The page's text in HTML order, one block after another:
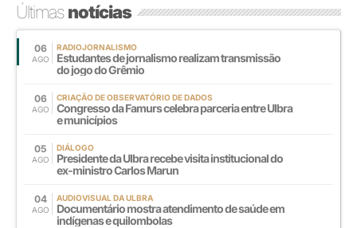
Últimasnotícias
06
AGO
RADIOJORNALISMO
Estudantes de jornalismo realizam transmissão
do jogo do Grêmio
06
AGO
CRIAÇÃO DE OBSERVATÓRIO DE DADOS
Congresso da Famurs celebra parceria entre Ulbra
e municípios
05
AGO
DIÁLOGO
Presidente da Ulbra recebe visita institucional do
ex-ministro Carlos Marun
04
AGO
AUDIOVISUAL DA ULBRA
Documentário mostra atendimento de saúde em
indígenas e quilombolas